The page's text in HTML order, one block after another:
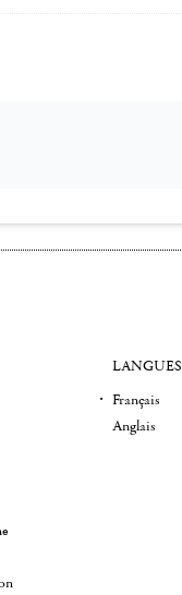
LANGUES
Français
Anglais